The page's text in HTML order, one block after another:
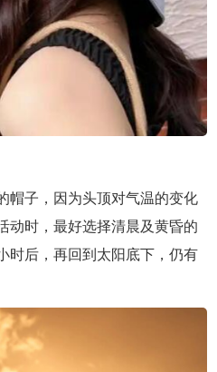
帽子，因为头顶对气温的变化
动时，最好选择清晨及黄昏的
时后，再回到太阳底下，仍有